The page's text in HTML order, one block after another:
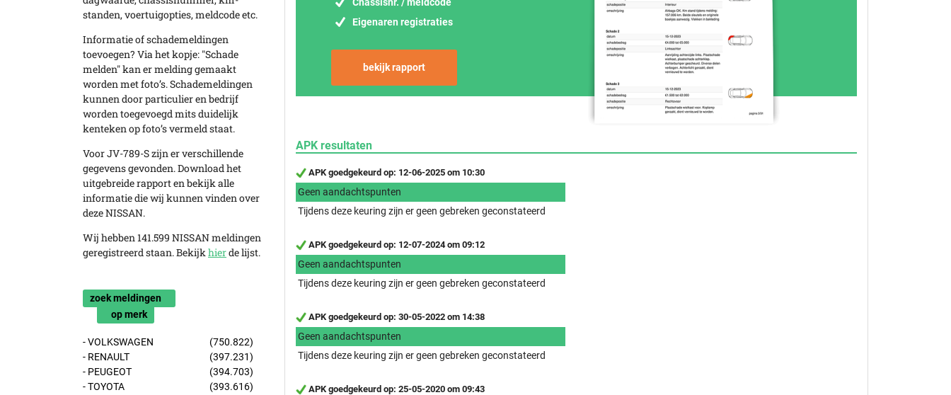
standen, voertuigopties, meldcode etc.
Informatie of schademeldingen
toevoegen? Via het kopje: "Schade
melden" kan er melding gemaakt
worden met foto’s. Schademeldingen
kunnen door particulier en bedrijf
worden toegevoegd mits duidelijk
kenteken op foto’s vermeld staat.
Voor JV-789-S zijn er verschillende
gegevens gevonden. Download het
uitgebreide rapport en bekijk alle
informatie die wij kunnen vinden over
deze NISSAN.
Wij hebben 141.599 NISSAN meldingen
geregistreerd staan. Bekijkhierde lijst.
zoek meldingen
op merk
- VOLKSWAGEN
(750.822)
- RENAULT
(397.231)
- PEUGEOT
(394.703)
- TOYOTA
(393.616)
Eigenaren registraties
bekijk rapport
APK resultaten
APK goedgekeurd op: 12-06-2025 om 10:30
Geen aandachtspunten
Tijdens deze keuring zijn er geen gebreken geconstateerd
APK goedgekeurd op: 12-07-2024 om 09:12
Geen aandachtspunten
Tijdens deze keuring zijn er geen gebreken geconstateerd
APK goedgekeurd op: 30-05-2022 om 14:38
Geen aandachtspunten
Tijdens deze keuring zijn er geen gebreken geconstateerd
APK goedgekeurd op: 25-05-2020 om 09:43